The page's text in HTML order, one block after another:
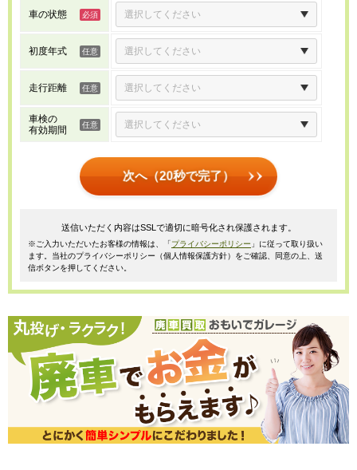
車の状態
初度年式
走行距離
車検の
有効期間
次へ（20秒で完了）
送信いただく内容はSSLで適切に暗号化され保護されます。
※ご入力いただいたお客様の情報は、「プライバシーポリシー 」に従って取り扱い
ます。当社のプライバシーポリシー（個人情報保護方針）をご確認、同意の上、送
信ボタンを押してください。